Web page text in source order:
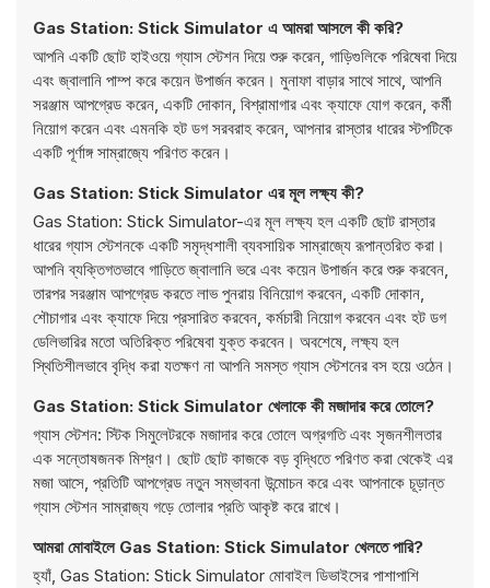
Gas Station: Stick Simulator এ আমরা আসলে কী করি?
আপনি একটি ছোট হাইওয়ে গ্যাস স্টেশন দিয়ে শুরু করেন, গাড়িগুলিকে পরিষেবা দিয়ে
এবং জ্বালানি পাম্প করে কয়েন উপার্জন করেন। মুনাফা বাড়ার সাথে সাথে, আপনি
সরঞ্জাম আপগ্রেড করেন, একটি দোকান, বিশ্রামাগার এবং ক্যাফে যোগ করেন, কর্মী
নিয়োগ করেন এবং এমনকি হট ডগ সরবরাহ করেন, আপনার রাস্তার ধারের স্টপটিকে
একটি পূর্ণাঙ্গ সাম্রাজ্যে পরিণত করেন।
Gas Station: Stick Simulator এর মূল লক্ষ্য কী?
Gas Station: Stick Simulator-এর মূল লক্ষ্য হল একটি ছোট রাস্তার
ধারের গ্যাস স্টেশনকে একটি সমৃদ্ধশালী ব্যবসায়িক সাম্রাজ্যে রূপান্তরিত করা।
আপনি ব্যক্তিগতভাবে গাড়িতে জ্বালানি ভরে এবং কয়েন উপার্জন করে শুরু করবেন,
তারপর সরঞ্জাম আপগ্রেড করতে লাভ পুনরায় বিনিয়োগ করবেন, একটি দোকান,
শৌচাগার এবং ক্যাফে দিয়ে প্রসারিত করবেন, কর্মচারী নিয়োগ করবেন এবং হট ডগ
ডেলিভারির মতো অতিরিক্ত পরিষেবা যুক্ত করবেন। অবশেষে, লক্ষ্য হল
স্থিতিশীলভাবে বৃদ্ধি করা যতক্ষণ না আপনি সমস্ত গ্যাস স্টেশনের বস হয়ে ওঠেন।
Gas Station: Stick Simulator খেলাকে কী মজাদার করে তোলে?
গ্যাস স্টেশন: স্টিক সিমুলেটরকে মজাদার করে তোলে অগ্রগতি এবং সৃজনশীলতার
এক সন্তোষজনক মিশ্রণ। ছোট ছোট কাজকে বড় বৃদ্ধিতে পরিণত করা থেকেই এর
মজা আসে, প্রতিটি আপগ্রেড নতুন সম্ভাবনা উন্মোচন করে এবং আপনাকে চূড়ান্ত
গ্যাস স্টেশন সাম্রাজ্য গড়ে তোলার প্রতি আকৃষ্ট করে রাখে।
আমরা মোবাইলে Gas Station: Stick Simulator খেলতে পারি?
হ্যাঁ, Gas Station: Stick Simulator মোবাইল ডিভাইসের পাশাপাশি